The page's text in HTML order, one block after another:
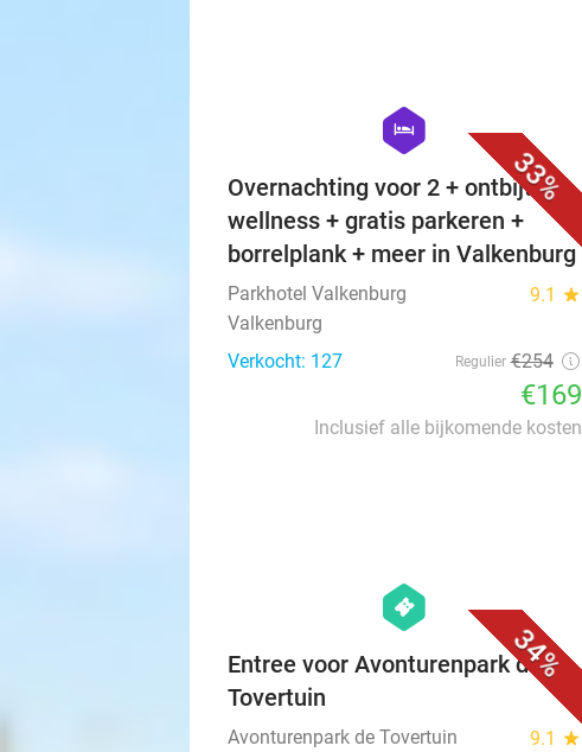
33%
hexagon
hotel
Overnachting voor 2 + ontbijt +
wellness + gratis parkeren +
borrelplank + meer in Valkenburg
Parkhotel Valkenburg 9.1 star
Valkenburg
Verkocht: 127
Regulier €254
€169
Inclusief alle bijkomende kosten
34%
hexagon
events
Entree voor Avonturenpark de
Tovertuin
Avonturenpark de Tovertuin 9.1 star